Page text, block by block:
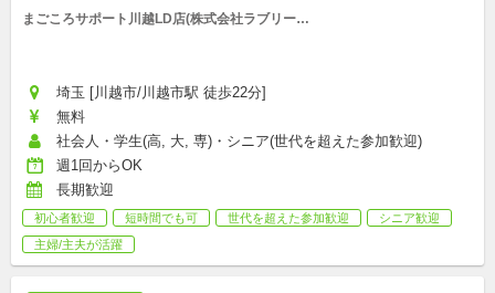
まごころサポート川越LD店(株式会社ラブリーデ
埼玉 [川越市/川越市駅 徒歩22分]
無料
社会人・学生(高, 大, 専)・シニア(世代を超えた参加歓迎)
週1回からOK
長期歓迎
初心者歓迎 短時間でも可 世代を超えた参加歓迎
シニア歓迎
主婦/主夫が活躍